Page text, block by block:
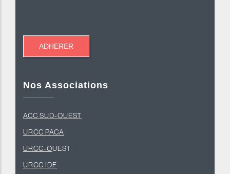
Nos Associations
ACC SUD-OUEST
URCC PACA
URCC-OUEST
URCC IDF